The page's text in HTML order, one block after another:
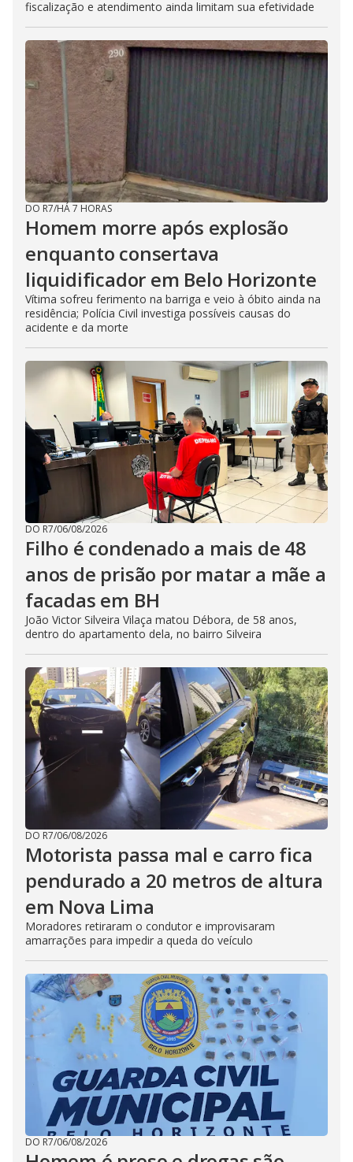
fiscalização e atendimento ainda limitam sua efetividade
DO R7/HÁ 7 HORAS
Homem morre após explosão
enquanto consertava
liquidificador em Belo Horizonte
Vítima sofreu ferimento na barriga e veio à óbito ainda na
residência; Polícia Civil investiga possíveis causas do
acidente e da morte
DO R7/06/08/2026
Filho é condenado a mais de 48
anos de prisão por matar a mãe a
facadas em BH
João Victor Silveira Vilaça matou Débora, de 58 anos,
dentro do apartamento dela, no bairro Silveira
DO R7/06/08/2026
Motorista passa mal e carro fica
pendurado a 20 metros de altura
em Nova Lima
Moradores retiraram o condutor e improvisaram
amarrações para impedir a queda do veículo
DO R7/06/08/2026